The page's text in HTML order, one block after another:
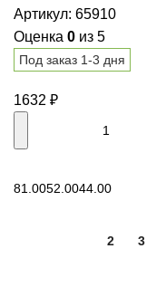
Артикул: 65910
Оценка 0 из 5
Под заказ 1-3 дня
1632 ₽
81.0052.0044.00
2 3